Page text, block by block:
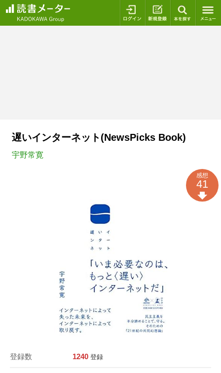
ログイン 新規登録
遅いインターネット(NewsPicks Book)
宇野常寛
登録数 1240 登録
感想
41